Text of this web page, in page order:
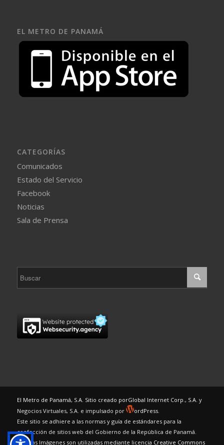
EL METRO DE PANAMÁ
CATEGORÍAS
Comunicados
Estado del Servicio
Facebook
Noticias
Sala de Prensa
El Metro de Panamá, S.A. Sitio creado porGlobal Internet Corp., S.A. y
Negocios Virtuales, S.A. e impulsado por
ordPress.
Este sitio se adhiere a las normas y guía de estándares para la
confección de sitios web del Gobierno de la República de Panamá.
Algunas Imágenes son utilizadas mediante licencia Creative Commons